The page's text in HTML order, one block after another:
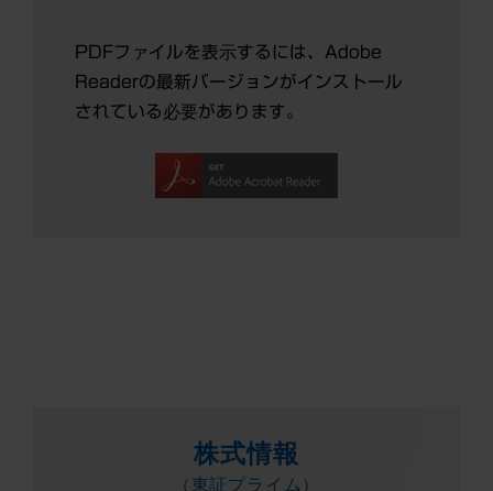
PDFファイルを表示するには、Adobe
Readerの最新バージョンがインストール
されている必要があります。